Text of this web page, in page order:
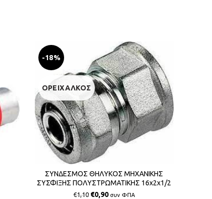
-18%
ΟΡΕΙΧΑΛΚΟΣ
ΣΥΝΔΕΣΜΟΣ ΘΗΛΥΚΟΣ ΜΗΧΑΝΙΚΗΣ
ΣΥΣΦΙΞΗΣ ΠΟΛΥΣΤΡΩΜΑΤΙΚΗΣ 16x2x1/2
BS
€1,10 €0,90 συν ΦΠΑ